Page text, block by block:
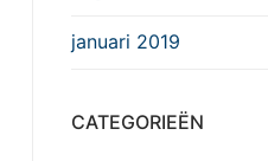
januari 2019
CATEGORIEËN